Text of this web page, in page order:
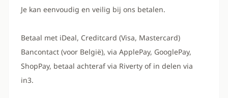
Je kan eenvoudig en veilig bij ons betalen.
Betaal met iDeal, Creditcard (Visa, Mastercard)
Bancontact (voor België), via ApplePay, GooglePay,
ShopPay, betaal achteraf via Riverty of in delen via
in3.